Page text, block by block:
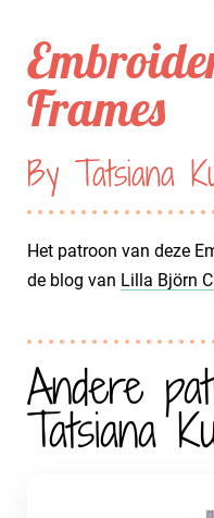
Frames
By Tatsiana
Het patroon van deze
de blog van Lilla Björn
Andere
Tatsiana